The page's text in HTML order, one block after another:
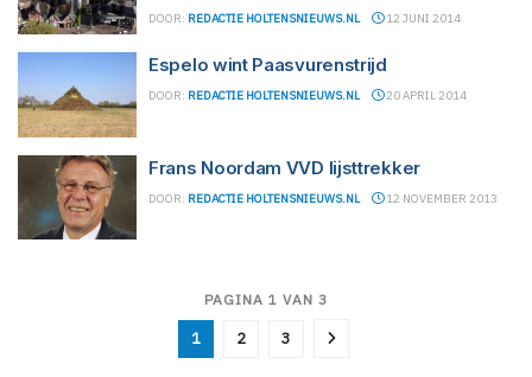
DOOR: REDACTIE HOLTENSNIEUWS.NL 12 JUNI 2014
Espelo wint Paasvurenstrijd
DOOR: REDACTIE HOLTENSNIEUWS.NL 20 APRIL 2014
Frans Noordam VVD lijsttrekker
DOOR: REDACTIE HOLTENSNIEUWS.NL 12 NOVEMBER 2013
PAGINA 1 VAN 3
1 2 3